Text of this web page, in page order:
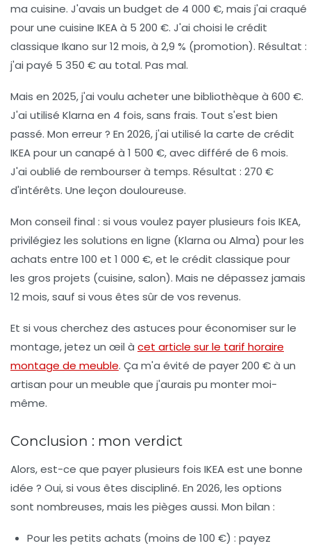
ma cuisine. J'avais un budget de 4 000 €, mais j'ai craqué
pour une cuisine IKEA à 5 200 €. J'ai choisi le crédit
classique Ikano sur 12 mois, à 2,9 % (promotion). Résultat :
j'ai payé 5 350 € au total. Pas mal.
Mais en 2025, j'ai voulu acheter une bibliothèque à 600 €.
J'ai utilisé Klarna en 4 fois, sans frais. Tout s'est bien
passé. Mon erreur ? En 2026, j'ai utilisé la carte de crédit
IKEA pour un canapé à 1 500 €, avec différé de 6 mois.
J'ai oublié de rembourser à temps. Résultat : 270 €
d'intérêts. Une leçon douloureuse.
Mon conseil final : si vous voulez payer plusieurs fois IKEA,
privilégiez les solutions en ligne (Klarna ou Alma) pour les
achats entre 100 et 1 000 €, et le crédit classique pour
les gros projets (cuisine, salon). Mais ne dépassez jamais
12 mois, sauf si vous êtes sûr de vos revenus.
Et si vous cherchez des astuces pour économiser sur le
montage, jetez un œil à cet article sur le tarif horaire
montage de meuble. Ça m'a évité de payer 200 € à un
artisan pour un meuble que j'aurais pu monter moi-
même.
Conclusion : mon verdict
Alors, est-ce que payer plusieurs fois IKEA est une bonne
idée ? Oui, si vous êtes discipliné. En 2026, les options
sont nombreuses, mais les pièges aussi. Mon bilan :
Pour les petits achats (moins de 100 €) : payez